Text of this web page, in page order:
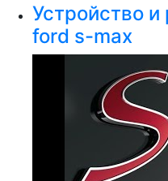
Устройство
ford s-max